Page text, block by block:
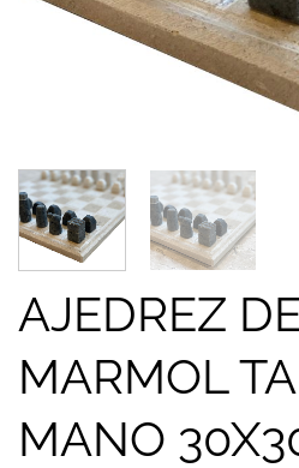
AJEDREZ
MARMOL
MANO